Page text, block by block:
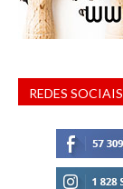
REDES SOCIAIS